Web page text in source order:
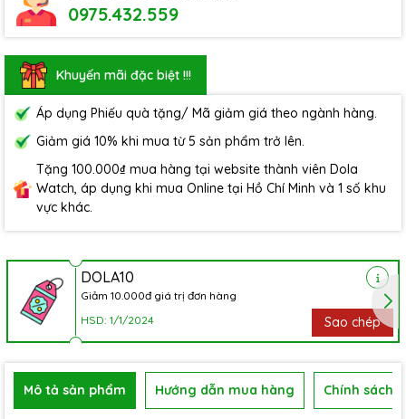
0975.432.559
Khuyến mãi đặc biệt !!!
Áp dụng Phiếu quà tặng/ Mã giảm giá theo ngành hàng.
Giảm giá 10% khi mua từ 5 sản phẩm trở lên.
Tặng 100.000₫ mua hàng tại website thành viên Dola
Watch, áp dụng khi mua Online tại Hồ Chí Minh và 1 số khu
vực khác.
DOLA10
Giảm 10.000đ giá trị đơn hàng
HSD: 1/1/2024
Sao chép
Mô tả sản phẩm Hướng dẫn mua hàng Chính sách